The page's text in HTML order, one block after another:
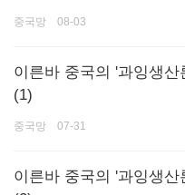
중국망 08-03
이른바 중국의 '과잉생
(1)
중국망 07-31
이른바 중국의 '과잉생